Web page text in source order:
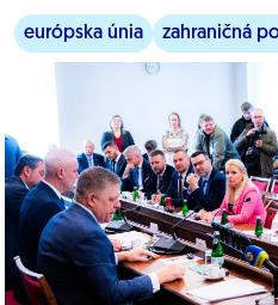
európska únia zahraničná